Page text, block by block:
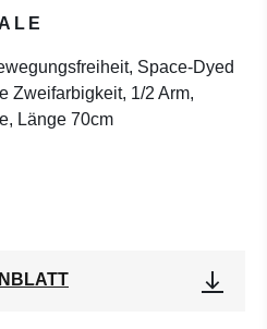
Space-Dyed
Zweifarbigkeit, 1/2 Arm,
Länge 70cm